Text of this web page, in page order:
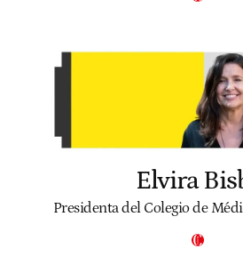
Elvira
Presidenta del Colegio de